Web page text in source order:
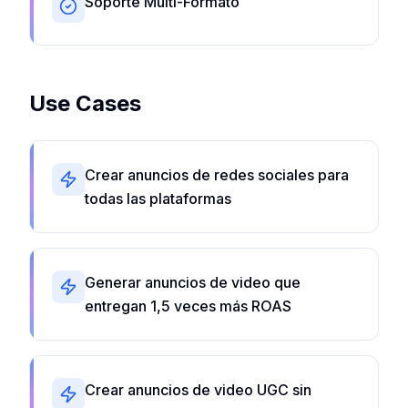
Use Cases
Crear anuncios de redes sociales para
todas las plataformas
Generar anuncios de video que
entregan 1,5 veces más ROAS
Crear anuncios de video UGC sin